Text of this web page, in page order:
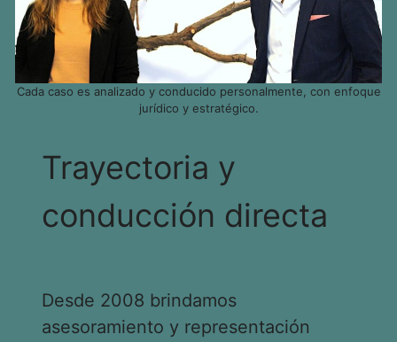
Cada caso es analizado y conducido personalmente, con enfoque
jurídico y estratégico.
Trayectoria y
conducción directa
Desde 2008 brindamos
asesoramiento y representación